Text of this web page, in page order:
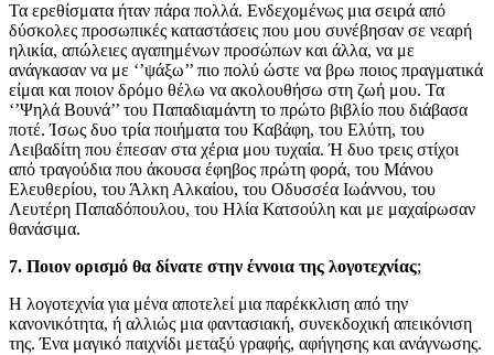
Τα ερεθίσματα ήταν πάρα πολλά. Ενδεχομένως μια σειρά από
δύσκολες προσωπικές καταστάσεις που μου συνέβησαν σε νεαρή
ηλικία, απώλειες αγαπημένων προσώπων και άλλα, να με
ανάγκασαν να με ‘’ψάξω’’ πιο πολύ ώστε να βρω ποιος πραγματικά
είμαι και ποιον δρόμο θέλω να ακολουθήσω στη ζωή μου. Τα
‘’Ψηλά Βουνά’’ του Παπαδιαμάντη το πρώτο βιβλίο που διάβασα
ποτέ. Ίσως δυο τρία ποιήματα του Καβάφη, του Ελύτη, του
Λειβαδίτη που έπεσαν στα χέρια μου τυχαία. Ή δυο τρεις στίχοι
από τραγούδια που άκουσα έφηβος πρώτη φορά, του Μάνου
Ελευθερίου, του Άλκη Αλκαίου, του Οδυσσέα Ιωάννου, του
Λευτέρη Παπαδόπουλου, του Ηλία Κατσούλη και με μαχαίρωσαν
θανάσιμα.
7. Ποιον ορισμό θα δίνατε στην έννοια της λογοτεχνίας;
Η λογοτεχνία για μένα αποτελεί μια παρέκκλιση από την
κανονικότητα, ή αλλιώς μια φαντασιακή, συνεκδοχική απεικόνιση
της. Ένα μαγικό παιχνίδι μεταξύ γραφής, αφήγησης και ανάγνωσης.